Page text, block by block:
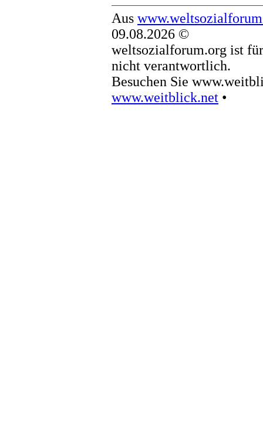
Aus
09.08.2026 ©
weltsozialforum.org ist
nicht verantwortlich.
Besuchen Sie
www.weitblick.net •